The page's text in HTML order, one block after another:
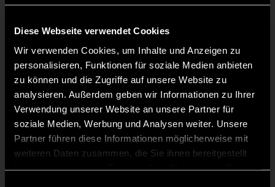
Diese Webseite verwendet Cookies
Wir verwenden Cookies, um Inhalte und Anzeigen zu
personalisieren, Funktionen für soziale Medien anbieten
zu können und die Zugriffe auf unsere Website zu
analysieren. Außerdem geben wir Informationen zu Ihrer
Verwendung unserer Website an unsere Partner für
soziale Medien, Werbung und Analysen weiter. Unsere
Partner führen diese Informationen möglicherweise mit
weiteren Daten zusammen, die Sie ihnen bereitgestellt
32' TOR 10:4, FELDTOR
32' TOR 10:3, FELDTOR
31' TOR 9:3, FELDTOR
31' TOR 9:2, FELDTOR